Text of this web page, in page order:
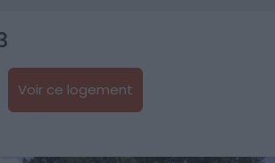
Voir ce logement